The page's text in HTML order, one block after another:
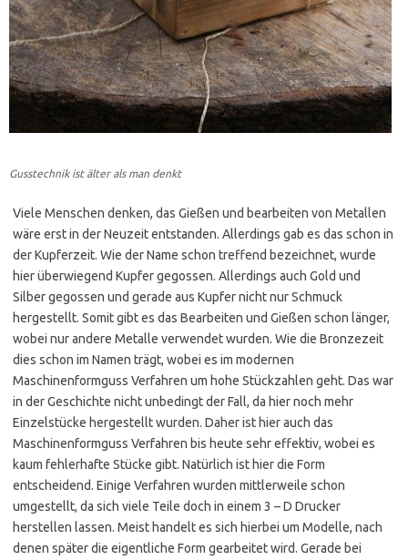
Gusstechnik ist älter als man denkt
Viele Menschen denken, das Gießen und bearbeiten von Metallen
wäre erst in der Neuzeit entstanden. Allerdings gab es das schon in
der Kupferzeit. Wie der Name schon treffend bezeichnet, wurde
hier überwiegend Kupfer gegossen. Allerdings auch Gold und
Silber gegossen und gerade aus Kupfer nicht nur Schmuck
hergestellt. Somit gibt es das Bearbeiten und Gießen schon länger,
wobei nur andere Metalle verwendet wurden. Wie die Bronzezeit
dies schon im Namen trägt, wobei es im modernen
Maschinenformguss Verfahren um hohe Stückzahlen geht. Das war
in der Geschichte nicht unbedingt der Fall, da hier noch mehr
Einzelstücke hergestellt wurden. Daher ist hier auch das
Maschinenformguss Verfahren bis heute sehr effektiv, wobei es
kaum fehlerhafte Stücke gibt. Natürlich ist hier die Form
entscheidend. Einige Verfahren wurden mittlerweile schon
umgestellt, da sich viele Teile doch in einem 3 – D Drucker
herstellen lassen. Meist handelt es sich hierbei um Modelle, nach
denen später die eigentliche Form gearbeitet wird. Gerade bei